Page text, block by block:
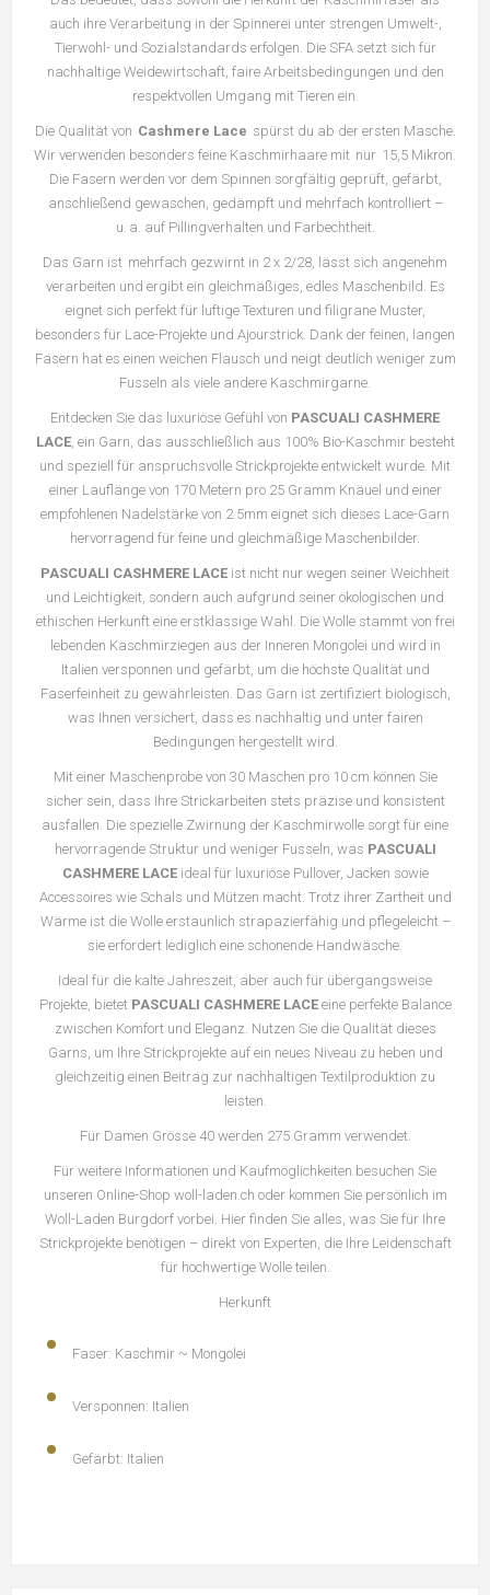
auch ihre Verarbeitung in der Spinnerei unter strengen Umwelt-,
Tierwohl- und Sozialstandards erfolgen. Die SFA setzt sich für
nachhaltige Weidewirtschaft, faire Arbeitsbedingungen und den
respektvollen Umgang mit Tieren ein.
Die Qualität von Cashmere Lace spürst du ab der ersten Masche.
Wir verwenden besonders feine Kaschmirhaare mit nur 15,5 Mikron.
Die Fasern werden vor dem Spinnen sorgfältig geprüft, gefärbt,
anschließend gewaschen, gedämpft und mehrfach kontrolliert –
u. a. auf Pillingverhalten und Farbechtheit.
Das Garn ist mehrfach gezwirnt in 2 x 2/28, lässt sich angenehm
verarbeiten und ergibt ein gleichmäßiges, edles Maschenbild. Es
eignet sich perfekt für luftige Texturen und filigrane Muster,
besonders für Lace-Projekte und Ajourstrick. Dank der feinen, langen
Fasern hat es einen weichen Flausch und neigt deutlich weniger zum
Fusseln als viele andere Kaschmirgarne.
Entdecken Sie das luxuriöse Gefühl von PASCUALI CASHMERE
LACE, ein Garn, das ausschließlich aus 100% Bio-Kaschmir besteht
und speziell für anspruchsvolle Strickprojekte entwickelt wurde. Mit
einer Lauflänge von 170 Metern pro 25 Gramm Knäuel und einer
empfohlenen Nadelstärke von 2.5mm eignet sich dieses Lace-Garn
hervorragend für feine und gleichmäßige Maschenbilder.
PASCUALI CASHMERE LACE ist nicht nur wegen seiner Weichheit
und Leichtigkeit, sondern auch aufgrund seiner ökologischen und
ethischen Herkunft eine erstklassige Wahl. Die Wolle stammt von frei
lebenden Kaschmirziegen aus der Inneren Mongolei und wird in
Italien versponnen und gefärbt, um die höchste Qualität und
Faserfeinheit zu gewährleisten. Das Garn ist zertifiziert biologisch,
was Ihnen versichert, dass es nachhaltig und unter fairen
Bedingungen hergestellt wird.
Mit einer Maschenprobe von 30 Maschen pro 10 cm können Sie
sicher sein, dass Ihre Strickarbeiten stets präzise und konsistent
ausfallen. Die spezielle Zwirnung der Kaschmirwolle sorgt für eine
hervorragende Struktur und weniger Fusseln, was PASCUALI
CASHMERE LACEideal für luxuriöse Pullover, Jacken sowie
Accessoires wie Schals und Mützen macht. Trotz ihrer Zartheit und
Wärme ist die Wolle erstaunlich strapazierfähig und pflegeleicht –
sie erfordert lediglich eine schonende Handwäsche.
Ideal für die kalte Jahreszeit, aber auch für übergangsweise
Projekte, bietet PASCUALI CASHMERE LACEeine perfekte Balance
zwischen Komfort und Eleganz. Nutzen Sie die Qualität dieses
Garns, um Ihre Strickprojekte auf ein neues Niveau zu heben und
gleichzeitig einen Beitrag zur nachhaltigen Textilproduktion zu
leisten.
Für Damen Grösse 40 werden 275 Gramm verwendet.
Für weitere Informationen und Kaufmöglichkeiten besuchen Sie
unseren Online-Shop woll-laden.ch oder kommen Sie persönlich im
Woll-Laden Burgdorf vorbei. Hier finden Sie alles, was Sie für Ihre
Strickprojekte benötigen – direkt von Experten, die Ihre Leidenschaft
für hochwertige Wolle teilen.
Herkunft
Faser: Kaschmir ~ Mongolei
Versponnen: Italien
Gefärbt: Italien